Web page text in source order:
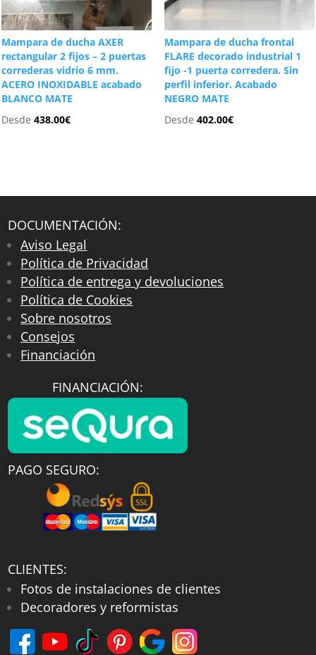
Mampara de ducha AXER
rectangular 2 fijos – 2 puertas
correderas vidrio 6 mm.
ACERO INOXIDABLE acabado
BLANCO MATE
Desde438.00€
Mampara de ducha frontal
FLARE decorado industrial 1
fijo -1 puerta corredera. Sin
perfil inferior. Acabado
NEGRO MATE
Desde 402.00€
DOCUMENTACIÓN:
Aviso Legal
Política de Privacidad
Política de entrega y devoluciones
Política de Cookies
Sobre nosotros
Consejos
Financiación
FINANCIACIÓN:
PAGO SEGURO:
CLIENTES:
Fotos de instalaciones de clientes
Decoradores y reformistas